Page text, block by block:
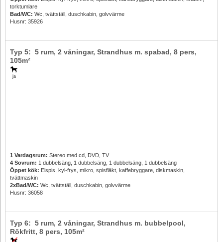
torktumlare
Bad/WC: Wc, tvättställ, duschkabin, golvvärme
Husnr: 35926
ja
Typ 5: 5 rum, 2 våningar, Strandhus m. spabad, 8 pers,
105m²
1 Vardagsrum: Stereo med cd, DVD, TV
4 Sovrum: 1 dubbelsäng, 1 dubbelsäng, 1 dubbelsäng, 1 dubbelsäng
Öppet kök: Elspis, kyl-frys, mikro, spisfläkt, kaffebryggare, diskmaskin,
tvättmaskin
2xBad/WC: Wc, tvättställ, duschkabin, golvvärme
Husnr: 36058
Typ 6: 5 rum, 2 våningar, Strandhus m. bubbelpool,
Rökfritt, 8 pers, 105m²